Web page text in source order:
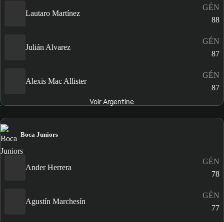
Lautaro Martínez
GÉN
88
Julián Alvarez
GÉN
87
Alexis Mac Allister
GÉN
87
Voir Argentine
Boca Juniors
Ander Herrera
GÉN
78
Agustín Marchesín
GÉN
77